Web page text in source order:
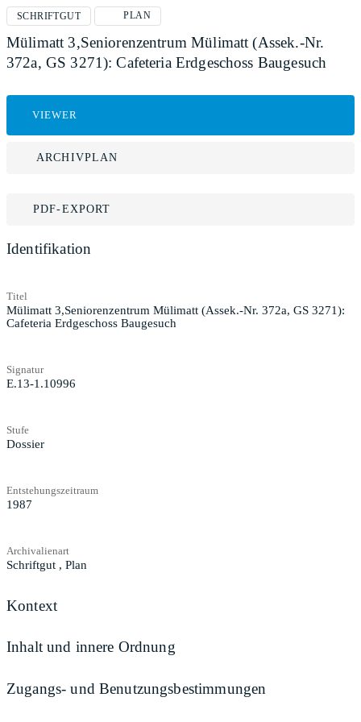
SCHRIFTGUT PLAN
Mülimatt 3,Seniorenzentrum Mülimatt (Assek.-Nr.
372a, GS 3271): Cafeteria Erdgeschoss Baugesuch
VIEWER
ARCHIVPLAN
PDF-EXPORT
Identifikation
Titel
Mülimatt 3,Seniorenzentrum Mülimatt (Assek.-Nr. 372a, GS 3271):
Cafeteria Erdgeschoss Baugesuch
Signatur
E.13-1.10996
Stufe
Dossier
Entstehungszeitraum
1987
Archivalienart
Schriftgut , Plan
Kontext
Inhalt und innere Ordnung
Zugangs- und Benutzungsbestimmungen